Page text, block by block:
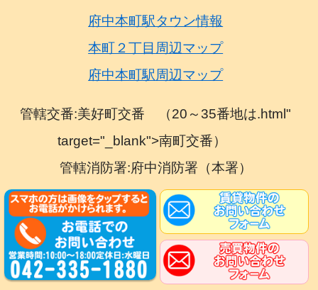
府中本町駅タウン情報
本町２丁目周辺マップ
府中本町駅周辺マップ
管轄交番:美好町交番 （20～35番地は.html"
target="_blank">南町交番）
管轄消防署:府中消防署（本署）